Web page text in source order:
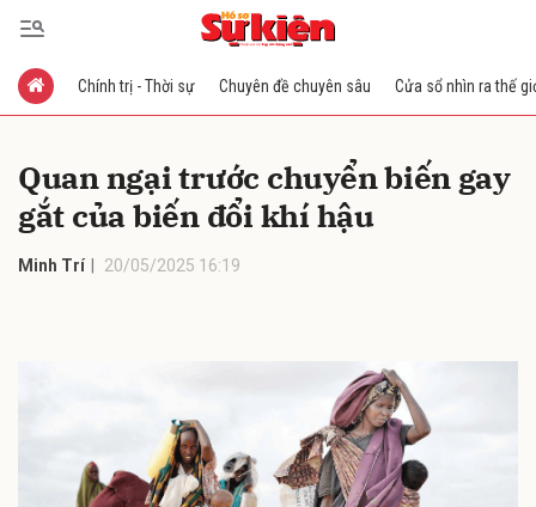
Chính trị - Thời sự Chuyên đề chuyên sâu Cửa sổ nhìn ra thế
Quan ngại trước chuyển biến gay
gắt của biến đổi khí hậu
Minh Trí 20/05/2025 16:19
Gửi bình luận
Gửi